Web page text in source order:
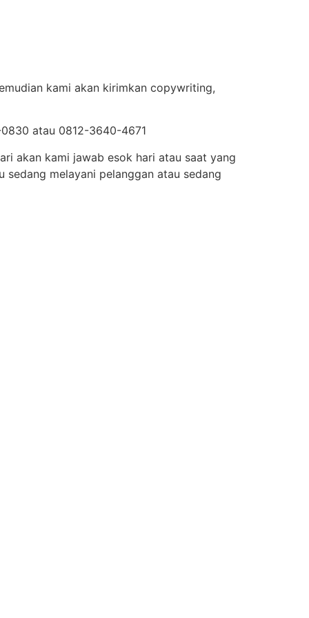
kami akan kirimkan copywriting,
atau 0812-3640-4671
akan kami jawab esok hari atau saat yang
melayani pelanggan atau sedang